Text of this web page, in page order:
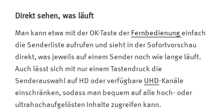
Direkt sehen, was läuft
Man kann etwa mit der OK-Taste der Fernbedienung einfach
die Senderliste aufrufen und sieht in der Sofortvorschau
direkt, was jeweils auf einem Sender noch wie lange läuft.
Auch lässt sich mit nur einem Tastendruck die
Senderauswahl auf HD oder verfügbare UHD-Kanäle
einschränken, sodass man bequem auf alle hoch- oder
ultrahochaufgelösten Inhalte zugreifen kann.